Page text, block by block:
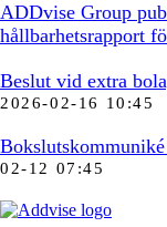
ADDvise Group
hållbarhetsrapport
Beslut vid extra
2026-02-16 10:45
02-12 07:45